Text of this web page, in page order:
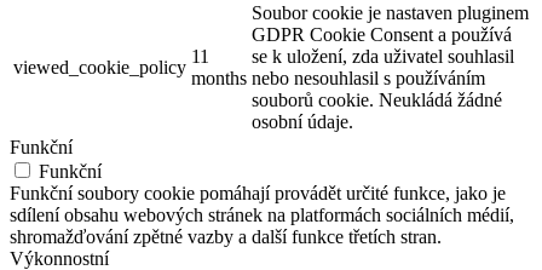
viewed_cookie_policy
11
months
Soubor cookie je nastaven pluginem
GDPR Cookie Consent a používá
se k uložení, zda uživatel souhlasil
nebo nesouhlasil s používáním
souborů cookie. Neukládá žádné
osobní údaje.
Funkční
Funkční
Funkční soubory cookie pomáhají provádět určité funkce, jako je
sdílení obsahu webových stránek na platformách sociálních médií,
shromažďování zpětné vazby a další funkce třetích stran.
Výkonnostní